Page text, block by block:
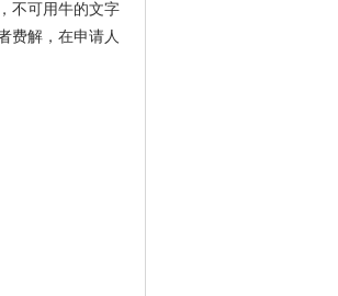
不可用牛的文字
费解，在申请人